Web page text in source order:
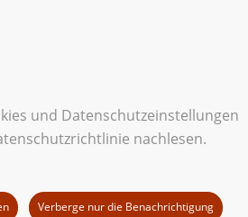
und Datenschutzeinstellungen
nachlesen.
Verberge nur die Benachrichtigung